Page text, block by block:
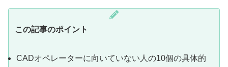
この記事のポイント
CADオペレーターに向いていない人の10個の具体的